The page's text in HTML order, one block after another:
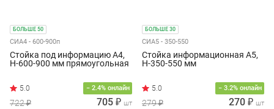
БОЛЬШЕ 50
СИА4 - 600-900п
Стойка под информацию А4,
Н-600-900 мм прямоугольная
5.0 − 2.4% онлайн
722 ₽ 705 ₽ шт
БОЛЬШЕ 30
СИА5 - 350-550
Стойка информационная А5,
Н-350-550 мм
− 3.2% онлайн
279 ₽ 270 ₽ шт